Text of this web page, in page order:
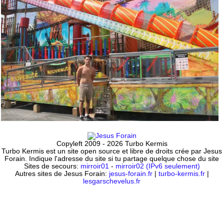
Copyleft 2009 - 2026 Turbo Kermis
Turbo Kermis est un site open source et libre de droits crée par Jesus
Forain. Indique l'adresse du site si tu partage quelque chose du site
Sites de secours: mirroir01 - mirroir02 (IPv6 seulement)
Autres sites de Jesus Forain: jesus-forain.fr| turbo-kermis.fr|
lesgarschevelus.fr